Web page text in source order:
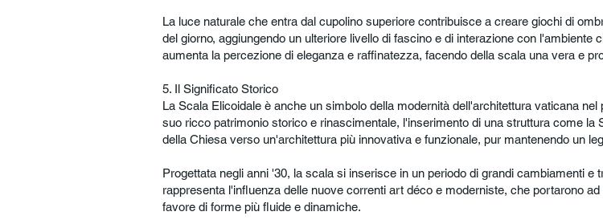
La luce naturale che entra dal cupolino superiore contribuisce a creare giochi di
del giorno, aggiungendo un ulteriore livello di fascino e di interazione con
aumenta la percezione di eleganza e raffinatezza, facendo della scala una vera e
5. Il Significato Storico
La Scala Elicoidale è anche un simbolo della modernità dell'architettura vaticana
suo ricco patrimonio storico e rinascimentale, l'inserimento di una struttura come la
della Chiesa verso un'architettura più innovativa e funzionale, pur mantenendo un
Progettata negli anni '30, la scala si inserisce in un periodo di grandi cambiamenti
rappresenta l'influenza delle nuove correnti art déco e moderniste, che portarono
favore di forme più fluide e dinamiche.